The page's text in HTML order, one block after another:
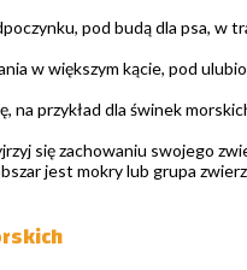
pod budą dla psa, w
w większym kącie, pod
na przykład dla świnek
się zachowaniu swojego
jest mokry lub grupa